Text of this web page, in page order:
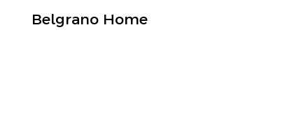
Belgrano Home